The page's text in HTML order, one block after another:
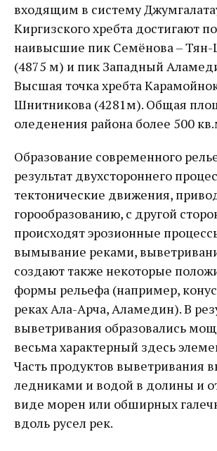
входящим в систему
Киргизского хребта достигают
наивысшие пик Семёнова – Тян-
(4875 м) и пик Западный
Высшая точка хребта
Шнитникова (4281м). Общая
оледенения района более 500
Образование современного
результат двухстороннего
тектонические движения,
горообразованию, с другой
происходят эрозионные
вымывание реками,
создают также некоторые
формы рельефа (например,
реках Ала-Арча, Аламедин). В
выветривания образовались
весьма характерный здесь
Часть продуктов выветривания
ледниками и водой в долины и
виде морен или обширных
вдоль русел рек.